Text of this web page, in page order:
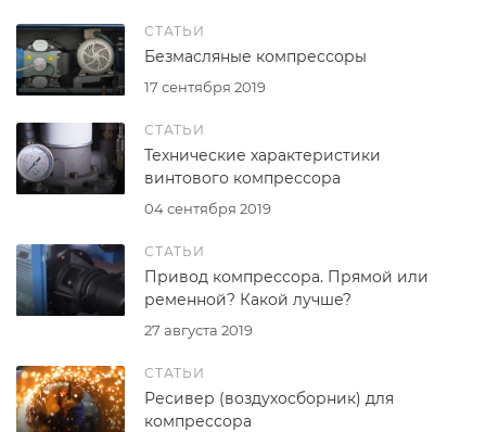
СТАТЬИ
17 сентября 2019
Безмасляные компрессоры
СТАТЬИ
04 сентября 2019
Технические характеристики
винтового компрессора
СТАТЬИ
27 августа 2019
Привод компрессора. Прямой или
ременной? Какой лучше?
СТАТЬИ
Ресивер (воздухосборник) для
компрессора